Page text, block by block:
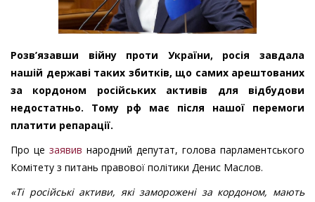
Розв’язавши війну проти України, росія завдала
нашій державі таких збитків, що самих арештованих
за кордоном російських активів для відбудови
недостатньо. Тому рф має після нашої перемоги
платити репарації.
Про це заявив народний депутат, голова парламентського
Комітету з питань правової політики Денис Маслов.
«Ті російські активи, які заморожені за кордоном, мають